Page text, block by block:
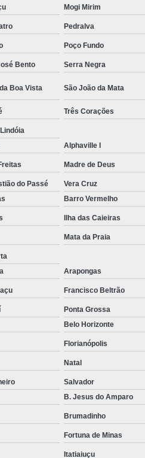
Mogi Mirim
Pedralva
Poço Fundo
Bento Serra Negra
Boa Vista São João da Mata
Três Corações
Alphaville I
Madre de Deus
do Passé
Vera Cruz
Barro Vermelho
Ilha das Caieiras
Mata da Praia
Arapongas
Francisco Beltrão
Ponta Grossa
Belo Horizonte
Florianópolis
Natal
Salvador
B. Jesus do Amparo
Brumadinho
Fortuna de Minas
Itatiaiuçu